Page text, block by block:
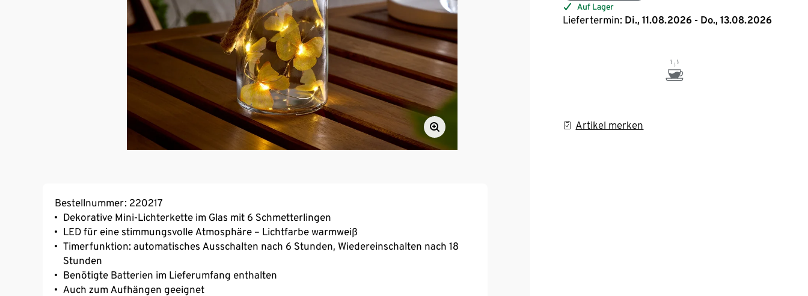
Auf Lager
Liefertermin: Di., 11.08.2026 - Do., 13.08.2026
Artikel merken
Bestellnummer: 220217
Dekorative Mini-Lichterkette im Glas mit 6 Schmetterlingen
LED für eine stimmungsvolle Atmosphäre – Lichtfarbe warmweiß
Timerfunktion: automatisches Ausschalten nach 6 Stunden, Wiedereinschalten nach 18
Stunden
Benötigte Batterien im Lieferumfang enthalten
Auch zum Aufhängen geeignet